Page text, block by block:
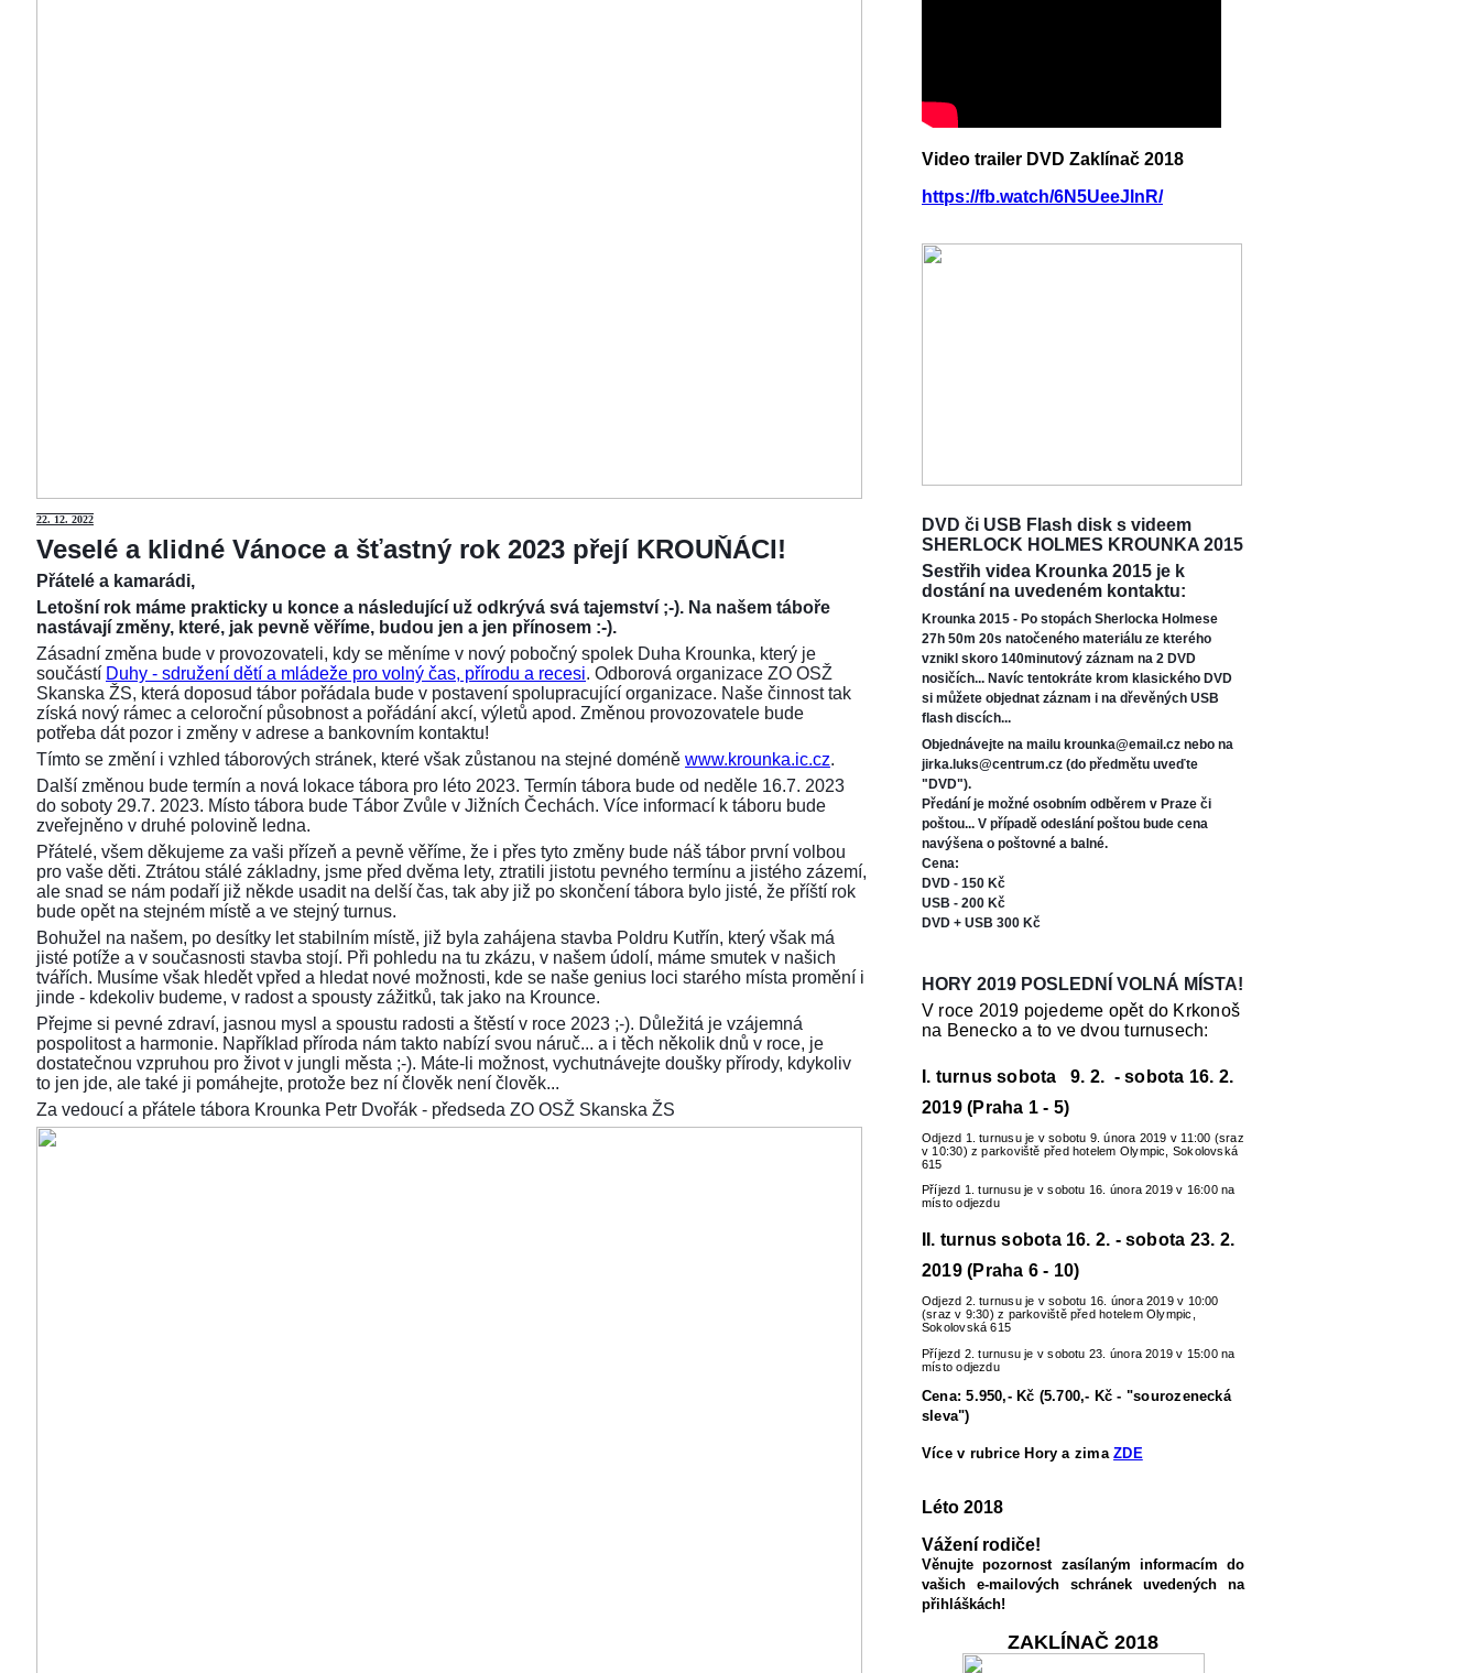
22. 12. 2022
Veselé a klidné Vánoce a šťastný rok 2023 přejí KROUŇÁCI!
Přátelé a kamarádi,
Letošní rok máme prakticky u konce a následující už odkrývá svá tajemství ;-). Na našem táboře
nastávají změny, které, jak pevně věříme, budou jen a jen přínosem :-).
Zásadní změna bude v provozovateli, kdy se měníme v nový pobočný spolek Duha Krounka, který je
součástí Duhy - sdružení dětí a mládeže pro volný čas, přírodu a recesi. Odborová organizace ZO OSŽ
Skanska ŽS, která doposud tábor pořádala bude v postavení spolupracující organizace. Naše činnost tak
získá nový rámec a celoroční působnost a pořádání akcí, výletů apod. Změnou provozovatele bude
potřeba dát pozor i změny v adrese a bankovním kontaktu!
Tímto se změní i vzhled táborových stránek, které však zůstanou na stejné doméně www.krounka.ic.cz.
Další změnou bude termín a nová lokace tábora pro léto 2023. Termín tábora bude od neděle 16.7. 2023
do soboty 29.7. 2023. Místo tábora bude Tábor Zvůle v Jižních Čechách. Více informací k táboru bude
zveřejněno v druhé polovině ledna.
Přátelé, všem děkujeme za vaši přízeň a pevně věříme, že i přes tyto změny bude náš tábor první volbou
pro vaše děti. Ztrátou stálé základny, jsme před dvěma lety, ztratili jistotu pevného termínu a jistého zázemí,
ale snad se nám podaří již někde usadit na delší čas, tak aby již po skončení tábora bylo jisté, že příští rok
bude opět na stejném místě a ve stejný turnus.
Bohužel na našem, po desítky let stabilním místě, již byla zahájena stavba Poldru Kutřín, který však má
jisté potíže a v současnosti stavba stojí. Při pohledu na tu zkázu, v našem údolí, máme smutek v našich
tvářích. Musíme však hledět vpřed a hledat nové možnosti, kde se naše genius loci starého místa promění i
jinde - kdekoliv budeme, v radost a spousty zážitků, tak jako na Krounce.
Přejme si pevné zdraví, jasnou mysl a spoustu radosti a štěstí v roce 2023 ;-). Důležitá je vzájemná
pospolitost a harmonie. Například příroda nám takto nabízí svou náruč... a i těch několik dnů v roce, je
dostatečnou vzpruhou pro život v jungli města ;-). Máte-li možnost, vychutnávejte doušky přírody, kdykoliv
to jen jde, ale také ji pomáhejte, protože bez ní člověk není člověk...
Za vedoucí a přátele tábora Krounka Petr Dvořák - předseda ZO OSŽ Skanska ŽS
Video trailer DVD Zaklínač 2018
https://fb.watch/6N5UeeJlnR/
DVD či USB Flash disk s videem
SHERLOCK HOLMES KROUNKA 2015
Sestřih videa Krounka 2015 je k
dostání na uvedeném kontaktu:
Krounka 2015 - Po stopách Sherlocka Holmese
27h 50m 20s natočeného materiálu ze kterého
vznikl skoro 140minutový záznam na 2 DVD
nosičích... Navíc tentokráte krom klasického DVD
si můžete objednat záznam i na dřevěných USB
flash discích...
Objednávejte na mailu krounka@email.cz nebo na
jirka.luks@centrum.cz (do předmětu uveďte
"DVD").
Předání je možné osobním odběrem v Praze či
poštou... V případě odeslání poštou bude cena
navýšena o poštovné a balné.
Cena:
DVD - 150 Kč
USB - 200 Kč
DVD + USB 300 Kč
HORY 2019 POSLEDNÍ VOLNÁ MÍSTA!
V roce 2019 pojedeme opět do Krkonoš
na Benecko a to ve dvou turnusech:
I. turnus sobota 9. 2. - sobota 16. 2.
2019 (Praha 1 - 5)
Odjezd 1. turnusu je v sobotu 9. února 2019 v 11:00 (sraz
v 10:30) z parkoviště před hotelem Olympic, Sokolovská
615
Příjezd 1. turnusu je v sobotu 16. února 2019 v 16:00 na
místo odjezdu
II. turnus sobota 16. 2. - sobota 23. 2.
2019 (Praha 6 - 10)
Odjezd 2. turnusu je v sobotu 16. února 2019 v 10:00
(sraz v 9:30) z parkoviště před hotelem Olympic,
Sokolovská 615
Příjezd 2. turnusu je v sobotu 23. února 2019 v 15:00 na
místo odjezdu
Cena: 5.950,- Kč (5.700,- Kč - "sourozenecká
sleva")
Více v rubrice Hory a zimaZDE
Léto 2018
Vážení rodiče!
Věnujte pozornost zasílaným informacím do
vašich e-mailových schránek uvedených na
přihláškách!
ZAKLÍNAČ 2018